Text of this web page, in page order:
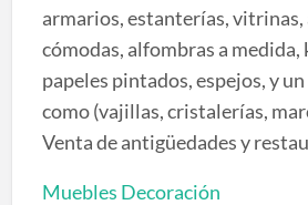
armarios, estanterías, vitrinas,
cómodas, alfombras a medida,
papeles pintados, espejos, y
como (vajillas, cristalerías,
Venta de antigüedades y
Muebles Decoración